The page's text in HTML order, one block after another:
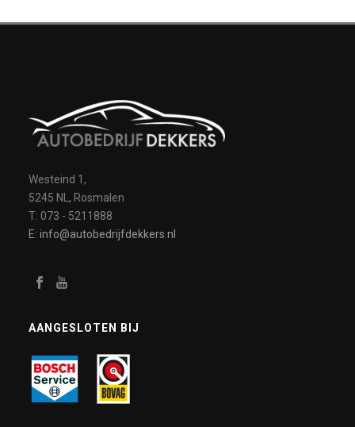
Westeind 1,
5245 NL, Rosmalen
T: 073 - 5211888
E: info@autobedrijfdekkers.nl
AANGESLOTEN BIJ